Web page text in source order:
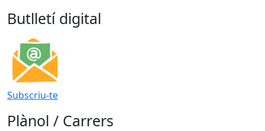
Butlletí digital
Subscriu-te
Plànol / Carrers